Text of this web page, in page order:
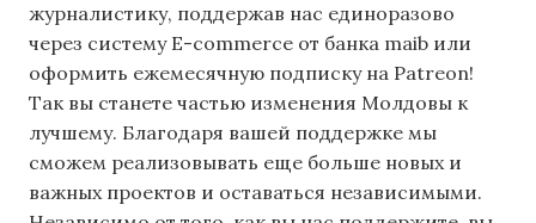
журналистику, поддержав нас единоразово
через систему E-commerce от банка maib или
оформить ежемесячную подписку на Patreon!
Так вы станете частью изменения Молдовы к
лучшему. Благодаря вашей поддержке мы
сможем реализовывать еще больше новых и
важных проектов и оставаться независимыми.